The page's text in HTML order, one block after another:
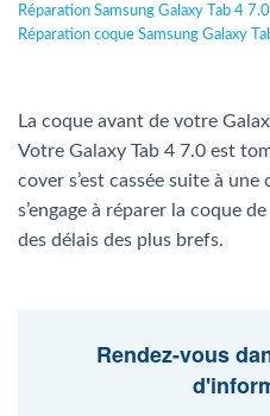
Agent
Réparation Samsung Galaxy Tab 4 7.0
Réparation coque Samsung Galaxy
La coque avant de votre
Votre Galaxy Tab 4 7.0 est
cover s’est cassée suite à
s’engage à réparer la coque
des délais des plus brefs.
Rendez-vous